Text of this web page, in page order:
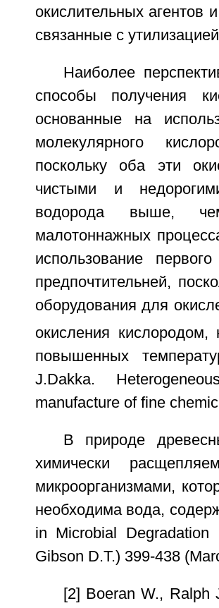
окислительных агентов
связанные с
Наиболее
способы получения
основанные на
молекулярного
поскольку оба эти
чистыми и
водорода выше,
малотоннажных
использование
предпочтительней,
оборудования для
окисления
повышенных
J.Dakka.
manufacture of fine
В природе
химически
микроорганизмами,
необходима вода,
in Microbial
Gibson D.T.) 399-438
[2] Boeran W., Ralph